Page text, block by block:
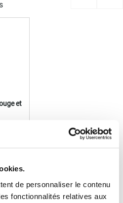
de personnaliser le contenu
fonctionnalités relatives aux
et